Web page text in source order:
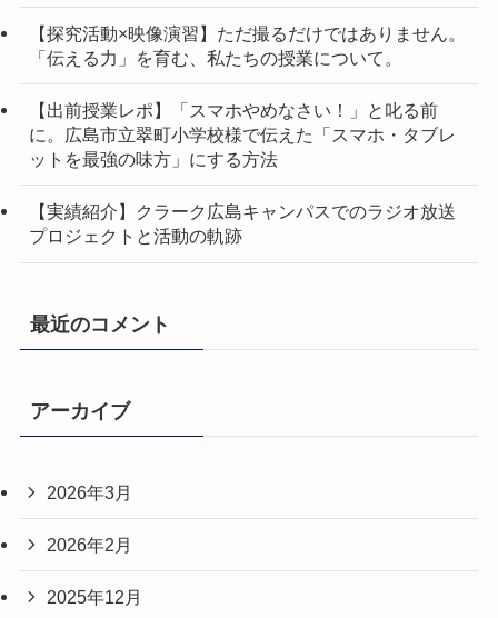
【探究活動×映像演習】ただ撮るだけではありません。
「伝える力」を育む、私たちの授業について。
【出前授業レポ】「スマホやめなさい！」と叱る前
に。広島市立翠町小学校様で伝えた「スマホ・タブレ
ットを最強の味方」にする方法
【実績紹介】クラーク広島キャンパスでのラジオ放送
プロジェクトと活動の軌跡
最近のコメント
アーカイブ
2026年3月
2026年2月
2025年12月